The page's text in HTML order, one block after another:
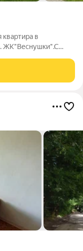
в
ЖК"Веснушки".С
11.кв.м.лоджия 4.9